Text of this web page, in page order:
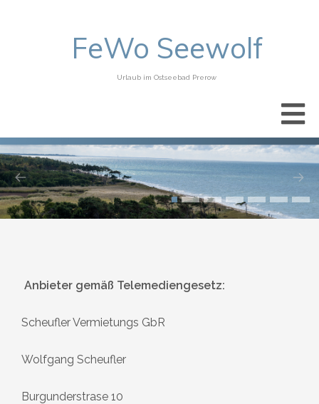
FeWo Seewolf
Urlaub im Ostseebad Prerow
Anbieter gemäß Telemediengesetz:
Scheufler Vermietungs GbR
Wolfgang Scheufler
Burgunderstrase 10